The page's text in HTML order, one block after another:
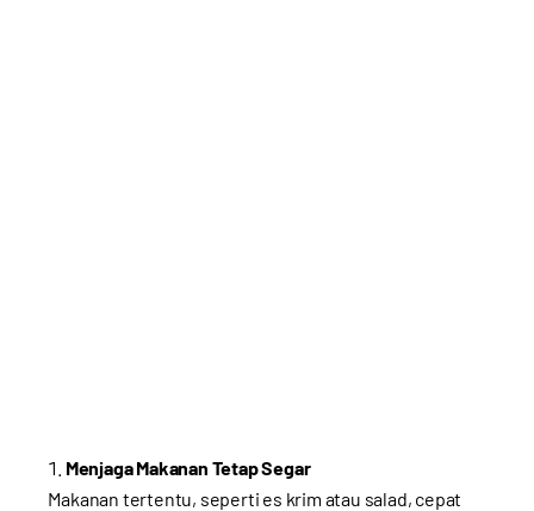
Menjaga Makanan Tetap Segar
Makanan tertentu, seperti es krim atau salad, cepat